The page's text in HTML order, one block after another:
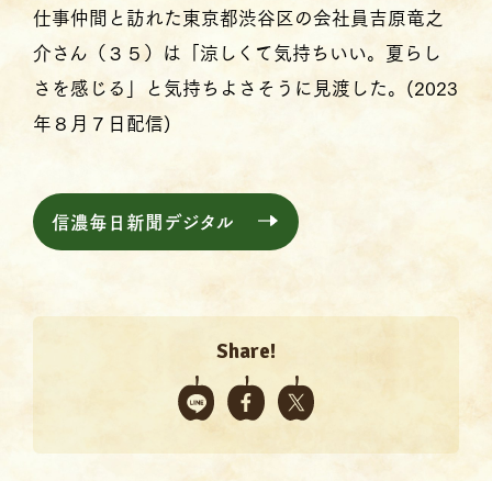
仕事仲間と訪れた東京都渋谷区の会社員吉原竜之
介さん（３５）は「涼しくて気持ちいい。夏らし
さを感じる」と気持ちよさそうに見渡した。(2023
年８月７日配信)
信濃毎日新聞デジタル
Share!